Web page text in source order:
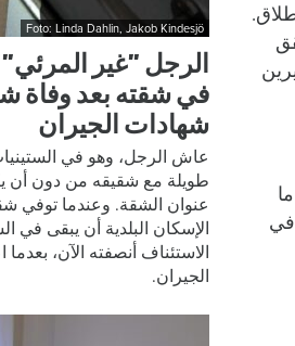
في
Foto: Linda Dahlin, Jakob Kindesjö
الرجل ”غير
في شقته بعد وفاة
شهادات الجيران
عاش الرجل، وهو في
طويلة مع شقيقه من دون أن
عنوان الشقة. وعندما توفي
الإسكان البلدية أن يبقى في
الاستئناف أنصفته الآن،
الجيران.